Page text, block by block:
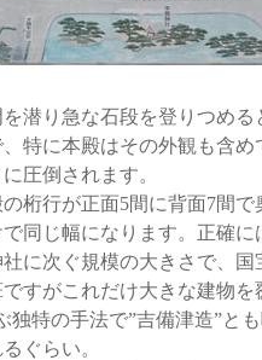
潜り急な石段を登りつめる
特に本殿はその外観も含
圧倒されます。
桁行が正面5間に背面7間
同じ幅になります。正確に
に次ぐ規模の大きさで、国
すがこれだけ大きな建物を
独特の手法で”吉備津造”と
ぐらい。